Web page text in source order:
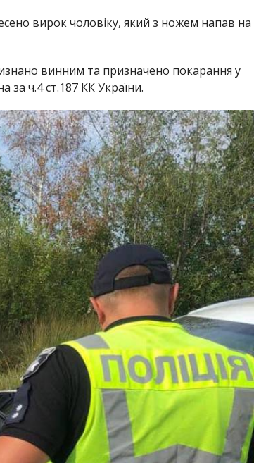
вирок чоловіку, який з ножем напав на
винним та призначено покарання у
за ч.4 ст.187 КК України.